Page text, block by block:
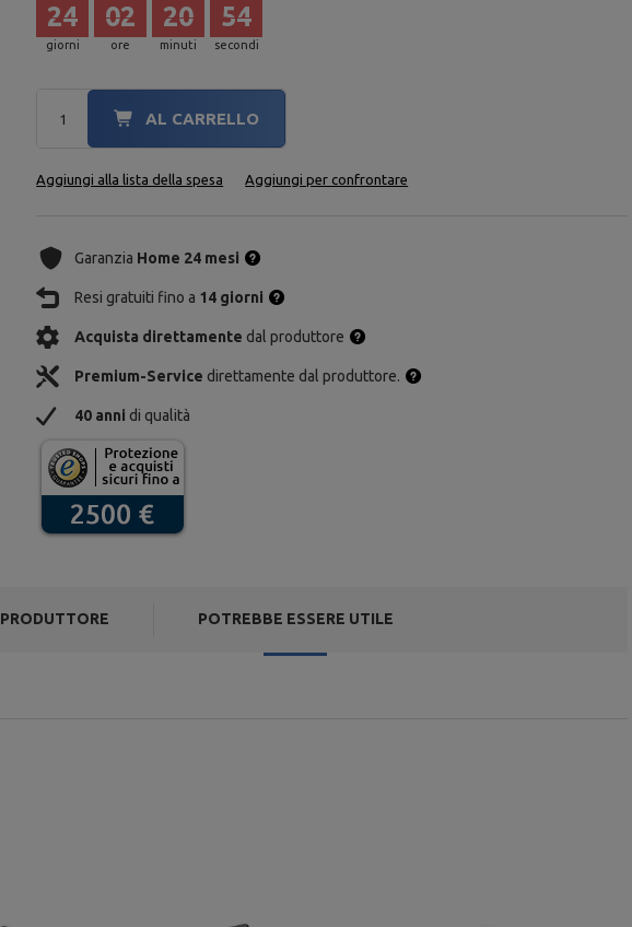
giorni
24
ore
02
minuti
20
secondi
53
AL CARRELLO
Aggiungi alla lista della spesa Aggiungi per confrontare
Garanzia Home 24 mesi
Resi gratuiti fino a 14 giorni
Acquista direttamente dal produttore
Premium-Service direttamente dal produttore.
40 anni di qualità
PRODUTTORE POTREBBE ESSERE UTILE